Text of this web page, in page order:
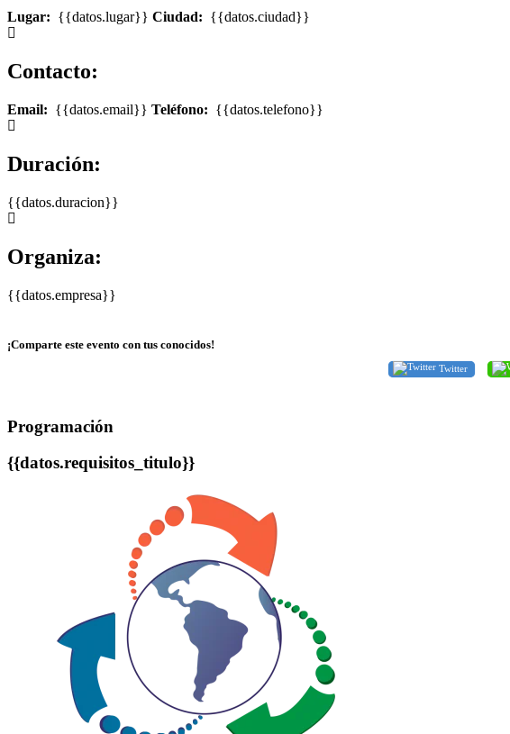
Lugar: {{datos.lugar}} Ciudad: {{datos.ciudad}}
Contacto:
Email: {{datos.email}} Teléfono: {{datos.telefono}}
Duración:
{{datos.duracion}}
Organiza:
{{datos.empresa}}
¡Comparte este evento con tus conocidos!
Twitter
Programación
{{datos.requisitos_titulo}}